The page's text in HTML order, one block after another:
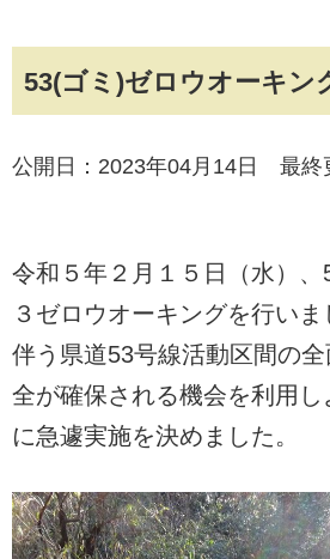
53(ゴミ)ゼロウオーキン
公開日：2023年04月14日 最終
令和５年２月１５日（水）、
３ゼロウオーキングを行い
伴う県道53号線活動区間の
全が確保される機会を利用
に急遽実施を決めました。